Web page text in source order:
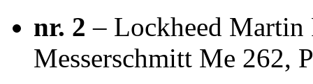
nr. 2 – Lockheed
Messerschmitt Me 262,